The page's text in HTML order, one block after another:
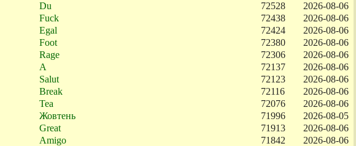
Du 72528
2026-08-06
Fuck 72438
2026-08-06
Egal 72424
2026-08-06
Foot 72380
2026-08-06
Rage 72306
2026-08-06
A 72137
2026-08-06
Salut 72123
2026-08-06
Break 72116
2026-08-06
Tea 72076
2026-08-06
Жовтень 71996
2026-08-05
Great 71913
2026-08-06
Amigo 71842
2026-08-06